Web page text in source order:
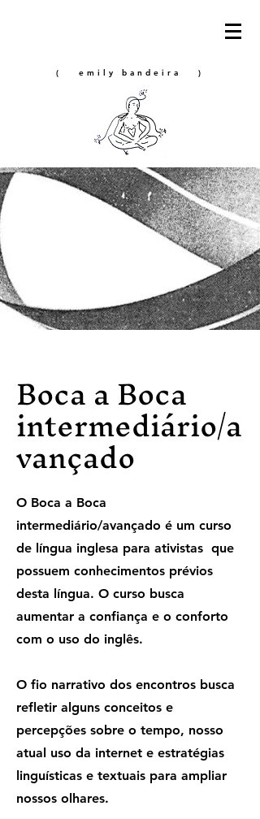
( emily bandeira )
Boca a Boca
intermediário/a
vançado
O Boca a Boca
intermediário/avançado é um curso
de língua inglesa para ativistas que
possuem conhecimentos prévios
desta língua. O curso busca
aumentar a confiança e o conforto
com o uso do inglês.
O fio narrativo dos encontros busca
refletir alguns conceitos e
percepções sobre o tempo, nosso
atual uso da internet e estratégias
linguísticas e textuais para ampliar
nossos olhares.